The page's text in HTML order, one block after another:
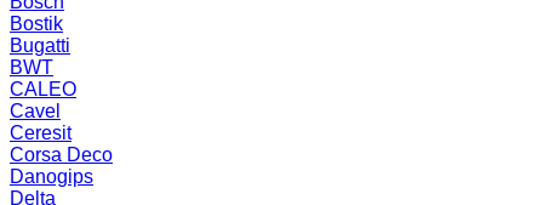
Bostik
Bugatti
BWT
CALEO
Cavel
Ceresit
Corsa Deco
Danogips
Delta